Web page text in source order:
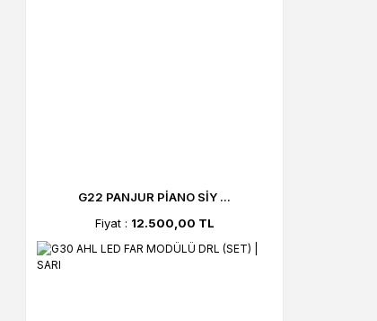
G22 PANJUR PİANO SİY ...
Fiyat : 12.500,00 TL